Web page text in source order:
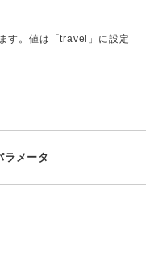
す。値は「travel」に設定
ラメータ